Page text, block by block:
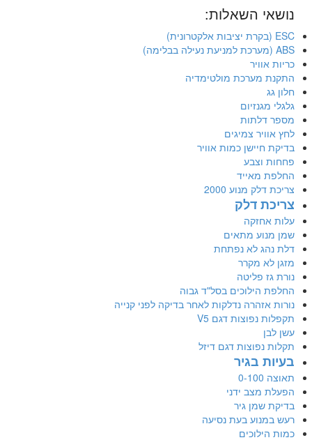
נושאי השאלות:
ESC (בקרת יציבות אלקטרונית)
ABS (מערכת למניעת נעילה בבלימה)
כריות אוויר
התקנת מערכת מולטימדיה
חלון גג
גלגלי מגנזיום
מספר דלתות
לחץ אוויר צמיגים
בדיקת חיישן כמות אוויר
פחחות וצבע
החלפת מאייד
צריכת דלק מנוע 2000
צריכת דלק
עלות אחזקה
שמן מנוע מתאים
דלת נהג לא נפתחת
מזגן לא מקרר
נורת גז פליטה
החלפת הילוכים בסל"ד גבוה
נורות אזהרה נדלקות לאחר בדיקה לפני קנייה
תקפלות נפוצות דגם V5
עשן לבן
תקלות נפוצות דגם דיזל
בעיות בגיר
תאוצה 0-100
הפעלת מצב ידני
בדיקת שמן גיר
רעש במנוע בעת נסיעה
כמות הילוכים